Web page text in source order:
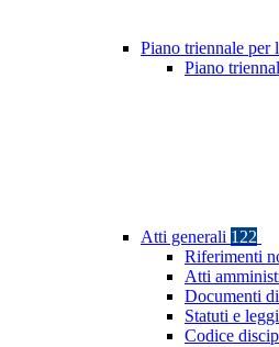
Piano triennale per
Piano
Atti generali 122
Riferimenti
Atti
Documenti
Statuti e
Codice